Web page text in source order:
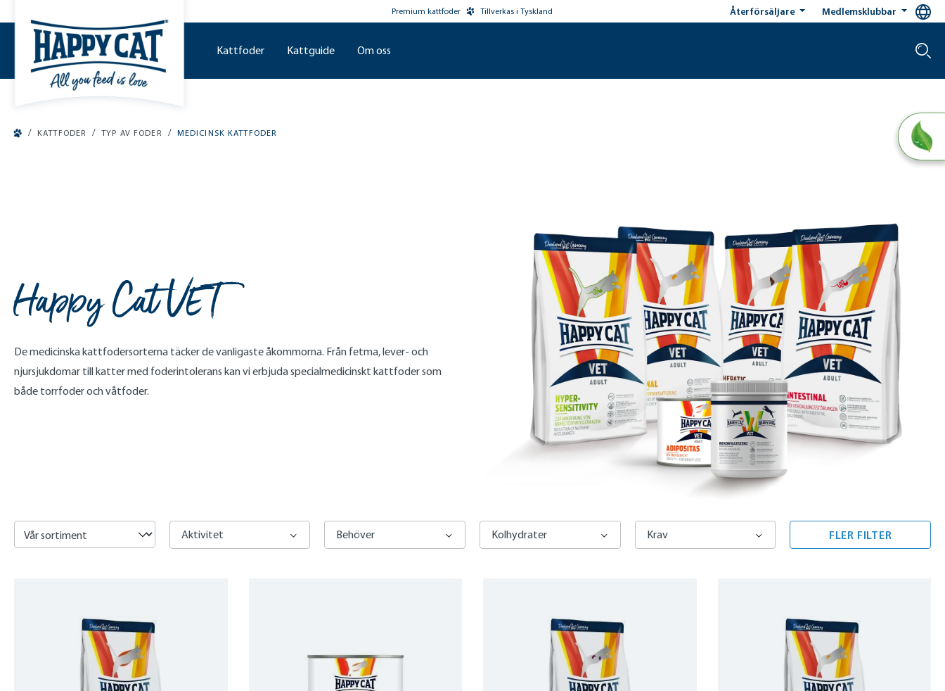
Premium kattfoder Tillverkas i Tyskland Återförsäljare Medlemsklubbar
Kattfoder Kattguide Om oss
/ KATTFODER / TYP AV FODER / MEDICINSK KATTFODER
Happy Cat VET
De medicinska kattfodersorterna täcker de vanligaste åkommorna. Från fetma, lever- och
njursjukdomar till katter med foderintolerans kan vi erbjuda specialmedicinskt kattfoder som
både torrfoder och våtfoder.
listing.filterSidebarLabel
Aktivitet Behöver Kolhydrater Krav FLER FILTER